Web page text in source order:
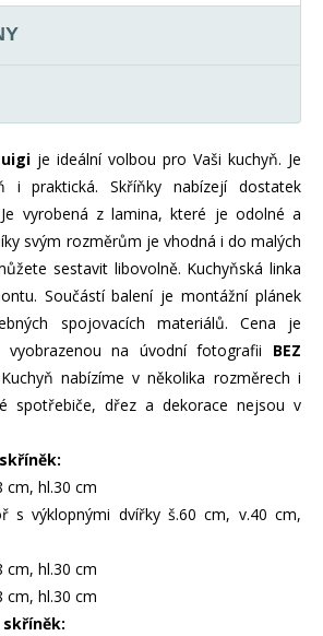
je ideální volbou pro Vaši kuchyň. Je
i praktická. Skříňky nabízejí dostatek
vyrobená z lamina, které je odolné a
svým rozměrům je vhodná i do malých
sestavit libovolně. Kuchyňská linka
Součástí balení je montážní plánek
spojovacích materiálů. Cena je
vyobrazenou na úvodní fotografii BEZ
nabízíme v několika rozměrech i
spotřebiče, dřez a dekorace nejsou v
cm, hl.30 cm
s výklopnými dvířky š.60 cm, v.40 cm,
cm, hl.30 cm
cm, hl.30 cm
skříněk: